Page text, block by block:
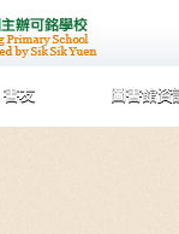
書友 圖書館資